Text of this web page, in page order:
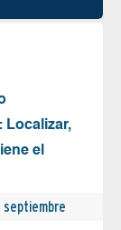
Localizar,
el
septiembre